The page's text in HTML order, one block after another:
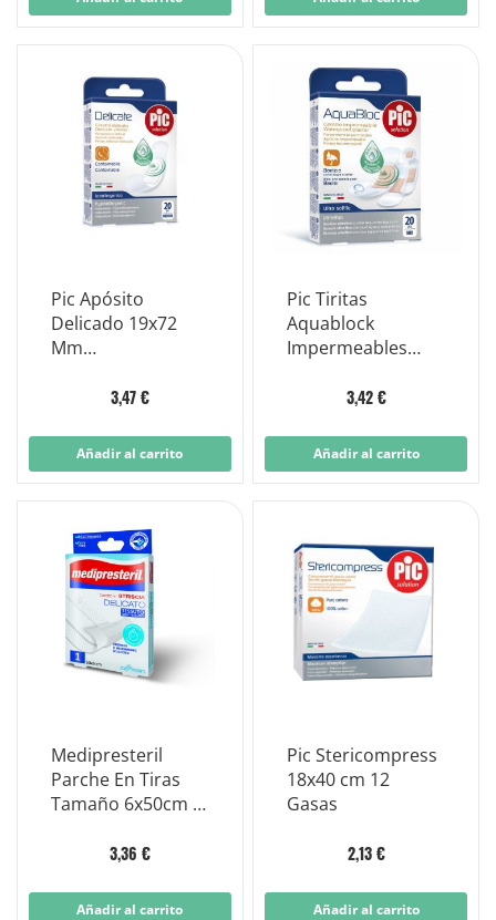
Pic Apósito
Delicado 19x72
Mm
3,47 €
Añadir al carrito
Pic Tiritas
Aquablock
Impermeables
3,42 €
Añadir al carrito
Medipresteril
Parche En Tiras
Tamaño 6x50cm 1
3,36 €
Añadir al carrito
Pic Stericompress
18x40 cm 12
Gasas
2,13 €
Añadir al carrito